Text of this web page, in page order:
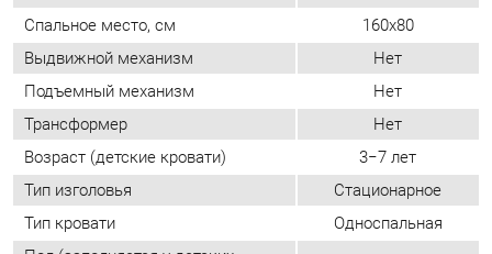
Возраст (детские кровати)
3−7 лет
Тип изголовья
Стационарное
Тип кровати
Односпальная
Пол (заполняется у детских
кроватей) Для девочек
Бортик кровати
Да
Материал изголовья
Лдсп
Основание в комплекте
Да